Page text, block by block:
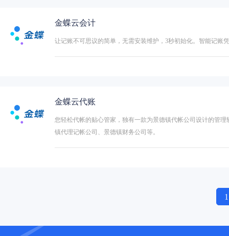
金蝶云会计
让记账不可思议的简单，无需安装维护，3秒初始化。智能记账
金蝶云代账
您轻松代帐的贴心管家，独有一款为景德镇代帐公司设计的管
镇代理记帐公司、景德镇财务公司等。
1